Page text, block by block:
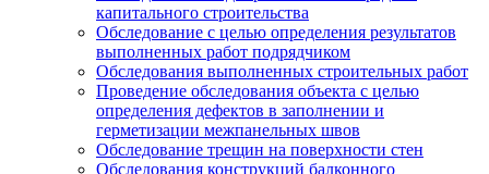
капитального строительства
Обследование с целью определения результатов
выполненных работ подрядчиком
Обследования выполненных строительных работ
Проведение обследования объекта с целью
определения дефектов в заполнении и
герметизации межпанельных швов
Обследование трещин на поверхности стен
Обследования конструкций балконного